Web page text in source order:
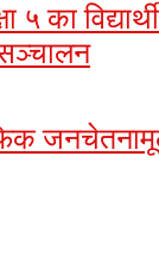
५ का
सञ्चालन